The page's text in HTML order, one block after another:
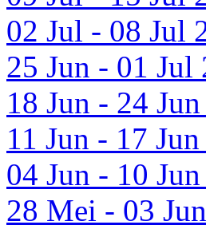
02 Jul - 08 Jul
25 Jun - 01 Jul
18 Jun - 24
11 Jun - 17
04 Jun - 10
28 Mei - 03